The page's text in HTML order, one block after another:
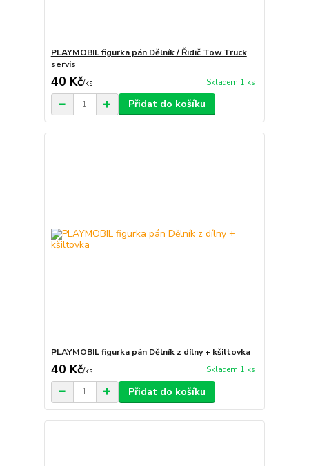
PLAYMOBIL figurka pán Dělník / Řidič Tow Truck
servis
40 Kč/ks Skladem 1 ks
Přidat do košíku
PLAYMOBIL figurka pán Dělník z dílny + kšiltovka
40 Kč/ks Skladem 1 ks
Přidat do košíku